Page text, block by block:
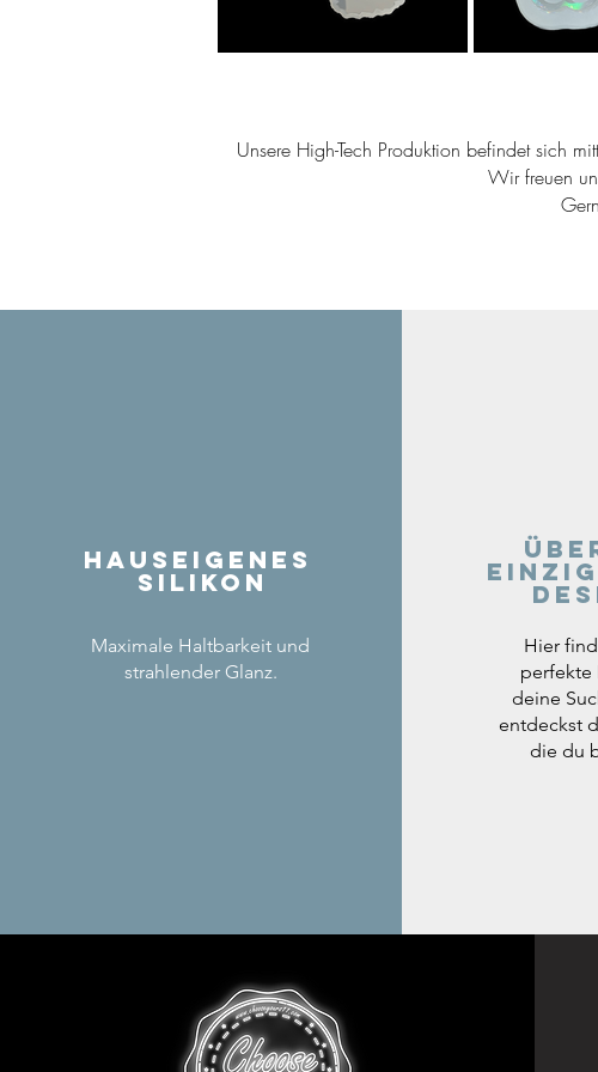
Unsere High-Tech Produktion befindet sich
Wir freuen
Hauseigenes
Silikon
Maximale Haltbarkeit und
strahlender Glanz.
Hier
perfekte
deine
entdeckst
die du